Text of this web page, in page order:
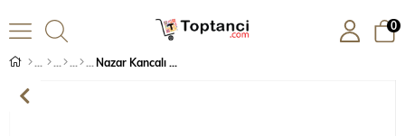
0
Nazar Kancalı Mineli Metal Anahtarlık